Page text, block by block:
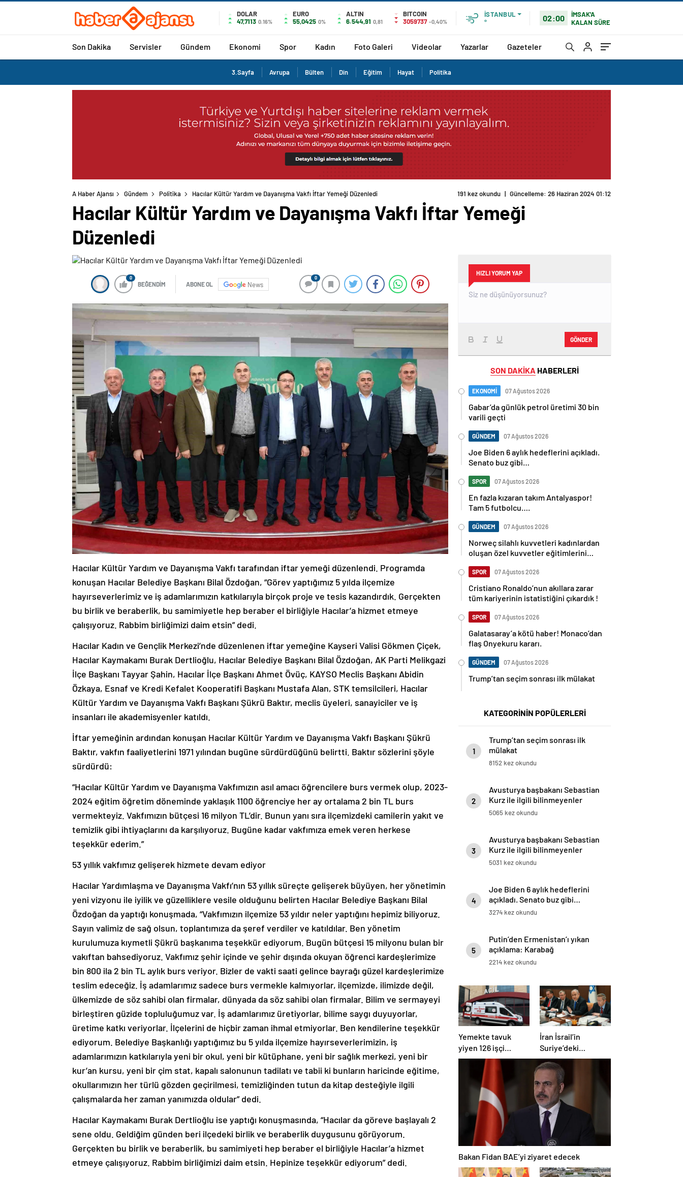
DOLAR
47,7113 0.16%
EURO
55,0425 0%
ALTIN
6.544,91 0,81
BITCOIN
3059737 -0,40%
İSTANBUL
°
02:00
İMSAK'A
KALAN SÜRE
Son Dakika Servisler Gündem Ekonomi Spor Kadın Foto Galeri Videolar Yazarlar Gazeteler
3.Sayfa Avrupa Bülten Din Eğitim Hayat Politika
A Haber Ajansı Gündem Politika Hacılar Kültür Yardım ve Dayanışma Vakfı İftar Yemeği Düzenledi 191 kez okundu | Güncelleme: 26 Haziran 2024 01:12
Hacılar Kültür Yardım ve Dayanışma Vakfı İftar Yemeği
Düzenledi
0
BEĞENDİM ABONE OL News
0
Hacılar Kültür Yardım ve Dayanışma Vakfı tarafından iftar yemeği düzenlendi. Programda
konuşan Hacılar Belediye Başkanı Bilal Özdoğan, “Görev yaptığımız 5 yılda ilçemize
hayırseverlerimiz ve iş adamlarımızın katkılarıyla birçok proje ve tesis kazandırdık. Gerçekten
bu birlik ve beraberlik, bu samimiyetle hep beraber el birliğiyle Hacılar’a hizmet etmeye
çalışıyoruz. Rabbim birliğimizi daim etsin” dedi.
Hacılar Kadın ve Gençlik Merkezi’nde düzenlenen iftar yemeğine Kayseri Valisi Gökmen Çiçek,
Hacılar Kaymakamı Burak Dertlioğlu, Hacılar Belediye Başkanı Bilal Özdoğan, AK Parti Melikgazi
İlçe Başkanı Tayyar Şahin, Hacılar İlçe Başkanı Ahmet Övüç, KAYSO Meclis Başkanı Abidin
Özkaya, Esnaf ve Kredi Kefalet Kooperatifi Başkanı Mustafa Alan, STK temsilcileri, Hacılar
Kültür Yardım ve Dayanışma Vakfı Başkanı Şükrü Baktır, meclis üyeleri, sanayiciler ve iş
insanları ile akademisyenler katıldı.
İftar yemeğinin ardından konuşan Hacılar Kültür Yardım ve Dayanışma Vakfı Başkanı Şükrü
Baktır, vakfın faaliyetlerini 1971 yılından bugüne sürdürdüğünü belirtti. Baktır sözlerini şöyle
sürdürdü:
“Hacılar Kültür Yardım ve Dayanışma Vakfımızın asıl amacı öğrencilere burs vermek olup, 2023-
2024 eğitim öğretim döneminde yaklaşık 1100 öğrenciye her ay ortalama 2 bin TL burs
vermekteyiz. Vakfımızın bütçesi 16 milyon TL’dir. Bunun yanı sıra ilçemizdeki camilerin yakıt ve
temizlik gibi ihtiyaçlarını da karşılıyoruz. Bugüne kadar vakfımıza emek veren herkese
teşekkür ederim.”
53 yıllık vakfımız gelişerek hizmete devam ediyor
Hacılar Yardımlaşma ve Dayanışma Vakfı’nın 53 yıllık süreçte gelişerek büyüyen, her yönetimin
yeni vizyonu ile iyilik ve güzelliklere vesile olduğunu belirten Hacılar Belediye Başkanı Bilal
Özdoğan da yaptığı konuşmada, “Vakfımızın ilçemize 53 yıldır neler yaptığını hepimiz biliyoruz.
Sayın valimiz de sağ olsun, toplantımıza da şeref verdiler ve katıldılar. Ben yönetim
kurulumuza kıymetli Şükrü başkanıma teşekkür ediyorum. Bugün bütçesi 15 milyonu bulan bir
vakıftan bahsediyoruz. Vakfımız şehir içinde ve şehir dışında okuyan öğrenci kardeşlerimize
bin 800 ila 2 bin TL aylık burs veriyor. Bizler de vakti saati gelince bayrağı güzel kardeşlerimize
teslim edeceğiz. İş adamlarımız sadece burs vermekle kalmıyorlar, ilçemizde, ilimizde değil,
ülkemizde de söz sahibi olan firmalar, dünyada da söz sahibi olan firmalar. Bilim ve sermayeyi
birleştiren güzide topluluğumuz var. İş adamlarımız üretiyorlar, bilime saygı duyuyorlar,
üretime katkı veriyorlar. İlçelerini de hiçbir zaman ihmal etmiyorlar. Ben kendilerine teşekkür
ediyorum. Belediye Başkanlığı yaptığımız bu 5 yılda ilçemize hayırseverlerimizin, iş
adamlarımızın katkılarıyla yeni bir okul, yeni bir kütüphane, yeni bir sağlık merkezi, yeni bir
kur’an kursu, yeni bir çim stat, kapalı salonunun tadilatı ve tabii ki bunların haricinde eğitime,
okullarımızın her türlü gözden geçirilmesi, temizliğinden tutun da kitap desteğiyle ilgili
çalışmalarda her zaman yanımızda oldular” dedi.
Hacılar Kaymakamı Burak Dertlioğlu ise yaptığı konuşmasında, “Hacılar da göreve başlayalı 2
sene oldu. Geldiğim günden beri ilçedeki birlik ve beraberlik duygusunu görüyorum.
Gerçekten bu birlik ve beraberlik, bu samimiyeti hep beraber el birliğiyle Hacılar’a hizmet
etmeye çalışıyoruz. Rabbim birliğimizi daim etsin. Hepinize teşekkür ediyorum” dedi.
HIZLI YORUM YAP
GÖNDER
SON DAKİKA HABERLERİ
EKONOMİ 07 Ağustos 2026
Gabar’da günlük petrol üretimi 30 bin
varili geçti
GÜNDEM 07 Ağustos 2026
Joe Biden 6 aylık hedeflerini açıkladı.
Senato buz gibi…
SPOR 07 Ağustos 2026
En fazla kızaran takım Antalyaspor!
Tam 5 futbolcu….
GÜNDEM 07 Ağustos 2026
Norweç silahlı kuvvetleri kadınlardan
oluşan özel kuvvetler eğitimlerini
SPOR 07 Ağustos 2026
Cristiano Ronaldo’nun akıllara zarar
tüm kariyerinin istatistiğini çıkardık !
SPOR 07 Ağustos 2026
Galatasaray’a kötü haber! Monaco’dan
flaş Onyekuru kararı.
GÜNDEM 07 Ağustos 2026
Trump’tan seçim sonrası ilk mülakat
KATEGORİNİN POPÜLERLERİ
1
Trump’tan seçim sonrası ilk
mülakat
8152 kez okundu
2
Avusturya başbakanı Sebastian
Kurz ile ilgili bilinmeyenler
5065 kez okundu
3
Avusturya başbakanı Sebastian
Kurz ile ilgili bilinmeyenler
5031 kez okundu
4
Joe Biden 6 aylık hedeflerini
açıkladı. Senato buz gibi…
3274 kez okundu
5
Putin’den Ermenistan’ı yıkan
açıklama: Karabağ
Azerbaycan’ın ayrılmaz bir
2214 kez okundu
Yemekte tavuk
yiyen 126 işçi
hastanelik oldu
İran İsrail’in
Suriye’deki
saldırılarını kınadı
Bakan Fidan BAE’yi ziyaret edecek